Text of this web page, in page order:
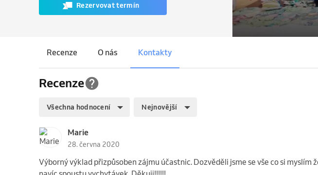
Rezervovat termín
Recenze O nás Kontakty
Recenze
Všechna hodnocení Nejnovější
Marie
28. června 2020
Výborný výklad přizpůsoben zájmu účastnic. Dozvěděli jsme se vše co si myslím